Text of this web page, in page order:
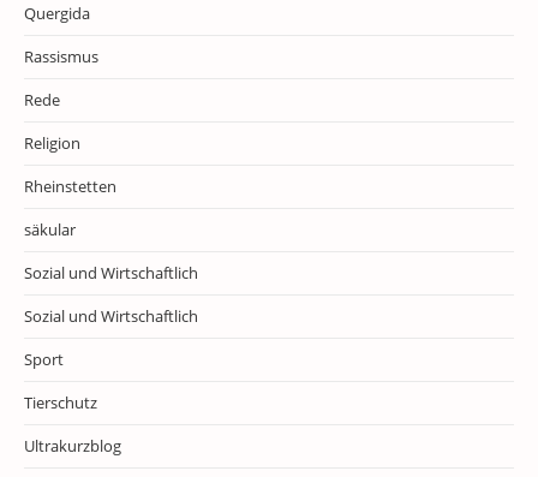
Quergida
Rassismus
Rede
Religion
Rheinstetten
säkular
Sozial und Wirtschaftlich
Sozial und Wirtschaftlich
Sport
Tierschutz
Ultrakurzblog